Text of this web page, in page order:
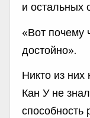
и остальных
«Вот почему
достойно».
Никто из них
Кан У не
способность